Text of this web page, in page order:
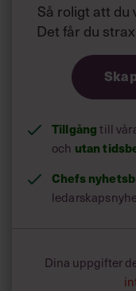
Så roligt att du
Det får du
Tillgångtill
och utan
Chefs
Dina uppgifter